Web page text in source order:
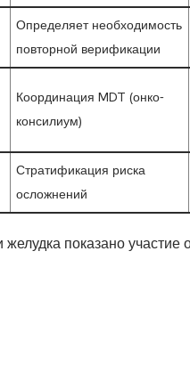
Определяет необходимость
повторной верификации
Координация MDT (онко-
консилиум)
Стратификация риска
осложнений
показано участие